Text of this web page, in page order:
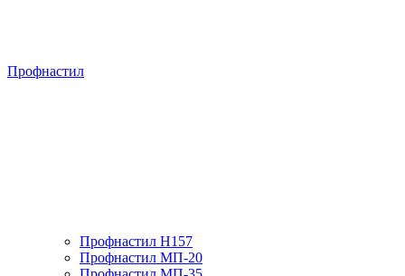
Профнастил
Профнастил H157
Профнастил МП-20